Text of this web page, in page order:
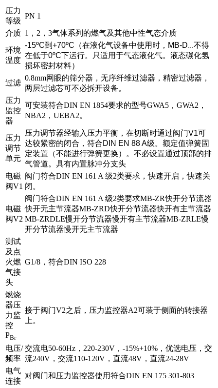
压力
等级
PN 1
介质 1，2，3气体系列的燃气及其他中性气态介质
环境
温度
-15ºC到 +70ºC （在液化气设备中使用时， MB-D...不得
在低于0ºC下运行。只适用于气态液化气。液态碳化氢
损坏密封材料）
过滤
0.8mm网眼的筛分器，无序纤维过滤器，精密过滤器，
两层过滤芯可不必拆开设备。
压力
监控
器
可安装符合DIN EN 1854要求的型号GWA5，GWA2，
NBA2，UEBA2。
压力
调节
单元
压力调节器经输入压力平衡，在切断时通过阀门V1可
达较紧密的闭合，符合DIN EN 88 A级。额定值弹簧固
定装置（不能进行弹簧更换）。不必设置通过顶部的排
气管道。具有内置脉冲分支头
电磁
阀V1
阀门符合DIN EN 161 A 级2类要求，快速开启，快速关
闭。
电磁
阀V2
阀门符合DIN EN 161 A 级2类要求MB-ZR快开分节流器
快开无主节流器MB-ZRD快开分节流器快开有主节流器
MB-ZRDLE慢开分节流器慢开有主节流器MB-ZRLE慢
开分节流器慢开无主节流器
测试
及点
火燃
气接
头
G1/8，符合DIN ISO 228
燃烧
器压
力监
控
PBr
接于阀门V2之后，压力监控器A2可装于侧面的转接器
上。
电压/
频率
交流电50-60Hz，220-230V，-15%+10%，优选电压，交
流240V，交流110-120V，直流48V，直流24-28V
电气
连接
对阀门和压力监控器使用符合DIN EN 175 301-803